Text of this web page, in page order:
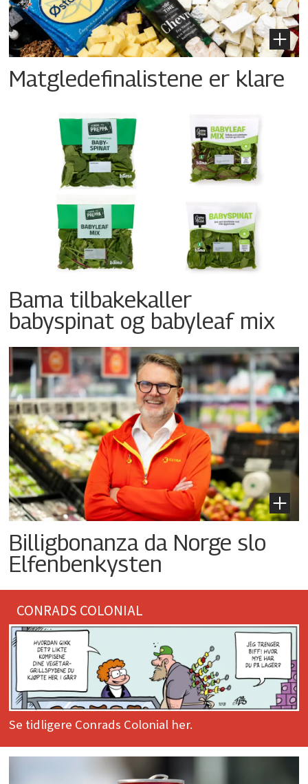
Matgledefinalistene er klare
Bama tilbakekaller
babyspinat og babyleaf mix
Billigbonanza da Norge slo
Elfenbenkysten
CONRADS COLONIAL
Se tidligere Conrads Colonial her.